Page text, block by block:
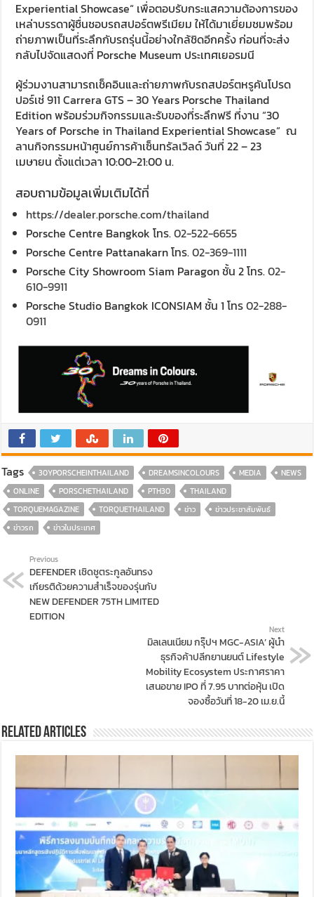
Experiential Showcase“ เพื่อตอบรับกระแสความต้องการของ
เหล่าบรรดาผู้ชื่นชอบรถสปอร์ตพรีเมียม ให้ได้มาเยี่ยมชมพร้อม
ถ่ายภาพเป็นที่ระลึกกับรถรุ่นนี้อย่างใกล้ชิดอีกครั้ง ก่อนที่จะส่ง
กลับไปจัดแสดงที่ Porsche Museum ประเทศเยอรมนี
ผู้ร่วมงานสามารถเช็คอินและถ่ายภาพกับรถสปอร์ตหรูคันโปรด
ปอร์เช่ 911 Carrera GTS – 30 Years Porsche Thailand
Edition พร้อมร่วมกิจกรรมและรับของที่ระลึกฟรี ที่งาน “30
Years of Porsche in Thailand Experiential Showcase“ ณ
ลานกิจกรรมหน้าศูนย์การค้าเซ็นทรัลเวิลด์ วันที่ 22 – 23
เมษายน ตั้งแต่เวลา 10:00-21:00 น.
สอบถามข้อมูลเพิ่มเติมได้ที่
https://dealer.porsche.com/thailand
Porsche Centre Bangkok โทร.02-522-6655
Porsche Centre Pattanakarn โทร.02-369-1111
Porsche City Showroom Siam Paragon ชั้น 2 โทร.02-
610-9911
Porsche Studio Bangkok ICONSIAM ชั้น 1 โทร02-288-
0911
Tags 30YPORSCHEINTHAILAND DREAMSINCOLOURS MEDIA
NEWS
ONLINE
PORSCHETHAILAND PTH30
THAILAND
TORQUEMAGAZINE
TORQUETHAILAND ข่าว
ข่าวประชาสัมพันธ์
ข่าวรถ
ข่าวในประเทศ
Previous
DEFENDER เชิดชูตระกูลอันทรง
เกียรติด้วยความสำเร็จของรุ่นกับ
NEW DEFENDER 75TH LIMITED
EDITION
Next
มิลเลนเนียม กรุ๊ปฯ MGC-ASIA’ ผู้นำ
ธุรกิจค้าปลีกยานยนต์ Lifestyle
Mobility Ecosystem ประกาศราคา
เสนอขาย IPO ที่ 7.95 บาทต่อหุ้น เปิด
จองซื้อวันที่ 18-20 เม.ย.นี้
Related Articles